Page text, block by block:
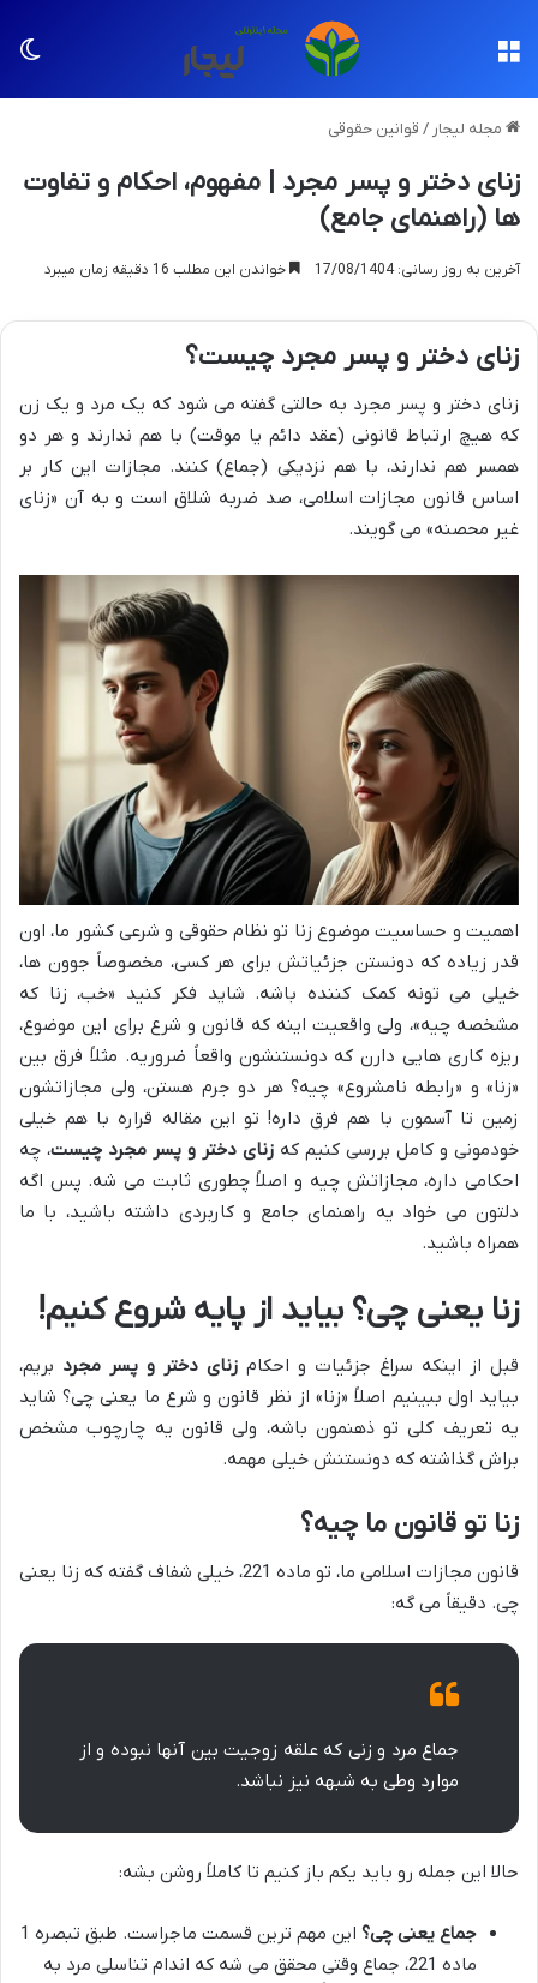
مجله لیجار / قوانین حقوقی
زنای دختر و پسر مجرد | مفهوم، احکام و تفاوت
ها (راهنمای جامع)
آخرین به روز رسانی: 17/08/1404 خواندن این مطلب 16 دقیقه زمان میبرد
زنای دختر و پسر مجرد چیست؟
زنای دختر و پسر مجرد به حالتی گفته می شود که یک مرد و یک زن
که هیچ ارتباط قانونی (عقد دائم یا موقت) با هم ندارند و هر دو
همسر هم ندارند، با هم نزدیکی (جماع) کنند. مجازات این کار بر
اساس قانون مجازات اسلامی، صد ضربه شلاق است و به آن «زنای
غیر محصنه» می گویند.
اهمیت و حساسیت موضوع زنا تو نظام حقوقی و شرعی کشور ما، اون
قدر زیاده که دونستن جزئیاتش برای هر کسی، مخصوصاً جوون ها،
خیلی می تونه کمک کننده باشه. شاید فکر کنید «خب، زنا که
مشخصه چیه»، ولی واقعیت اینه که قانون و شرع برای این موضوع،
ریزه کاری هایی دارن که دونستنشون واقعاً ضروریه. مثلاً فرق بین
«زنا» و «رابطه نامشروع» چیه؟ هر دو جرم هستن، ولی مجازاتشون
زمین تا آسمون با هم فرق داره! تو این مقاله قراره با هم خیلی
خودمونی و کامل بررسی کنیم که زنای دختر و پسر مجرد چیست، چه
احکامی داره، مجازاتش چیه و اصلاً چطوری ثابت می شه. پس اگه
دلتون می خواد یه راهنمای جامع و کاربردی داشته باشید، با ما
همراه باشید.
زنا یعنی چی؟ بیاید از پایه شروع کنیم!
قبل از اینکه سراغ جزئیات و احکام زنای دختر و پسر مجرد بریم،
بیاید اول ببینیم اصلاً «زنا» از نظر قانون و شرع ما یعنی چی؟ شاید
یه تعریف کلی تو ذهنمون باشه، ولی قانون یه چارچوب مشخص
براش گذاشته که دونستنش خیلی مهمه.
زنا تو قانون ما چیه؟
قانون مجازات اسلامی ما، تو ماده 221، خیلی شفاف گفته که زنا یعنی
چی. دقیقاً می گه:
جماع مرد و زنی که علقه زوجیت بین آنها نبوده و از
موارد وطی به شبهه نیز نباشد.
حالا این جمله رو باید یکم باز کنیم تا کاملاً روشن بشه:
جماع یعنی چی؟
این مهم ترین قسمت ماجراست. طبق تبصره 1
ماده 221، جماع وقتی محقق می شه که اندام تناسلی مرد به